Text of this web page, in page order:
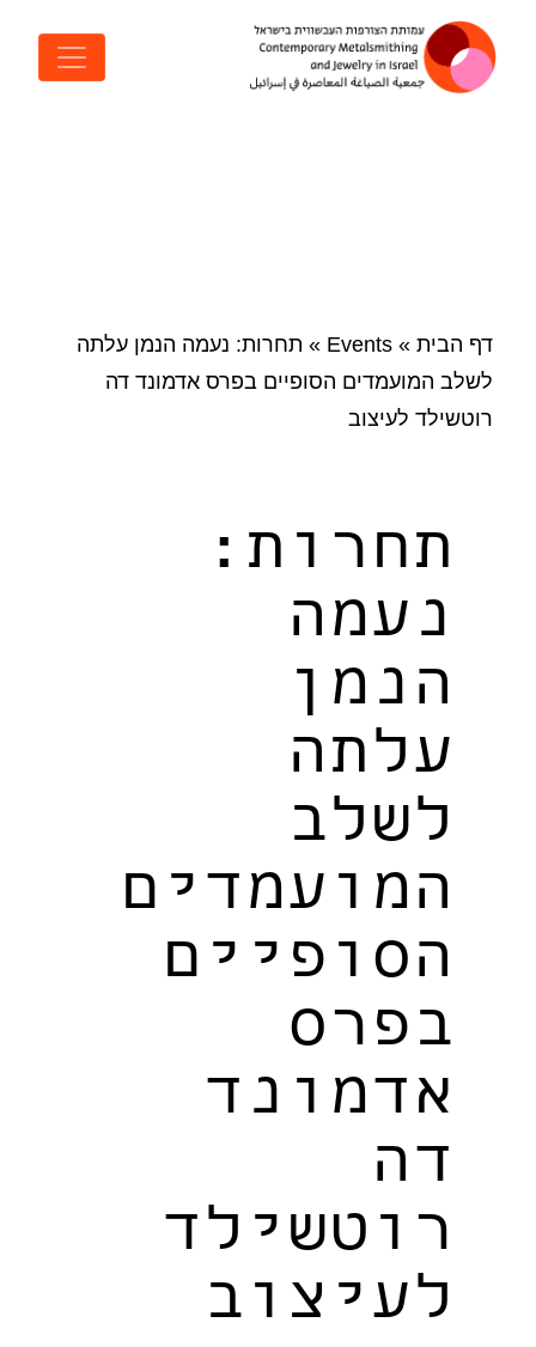
ניווט ראשי
דף הבית»
Events
» תחרות: נעמה הנמן עלתה
לשלב המועמדים הסופיים בפרס אדמונד דה
רוטשילד לעיצוב
תחרות:
נעמה
הנמן
עלתה
לשלב
המועמדים
הסופיים
בפרס
אדמונד
דה
רוטשילד
לעיצוב